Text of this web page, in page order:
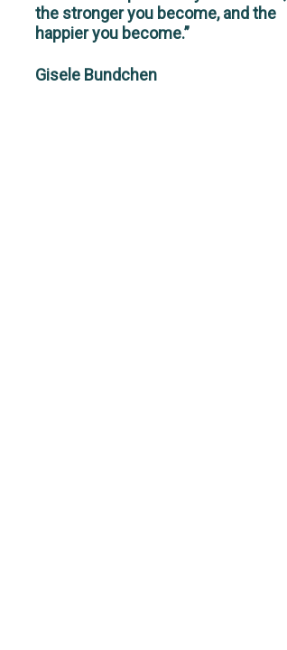
the stronger you become, and the
happier you become.”
Gisele Bundchen